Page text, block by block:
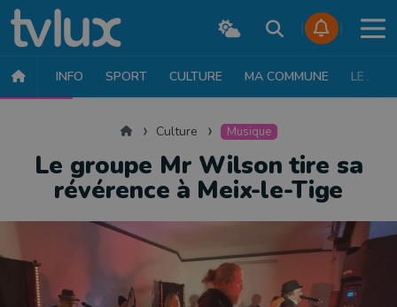
INFO SPORT CULTURE MA COMMUNE LE JT
AccueilCulture Musique
Le groupe Mr Wilson tire sa
révérence à Meix-le-Tige